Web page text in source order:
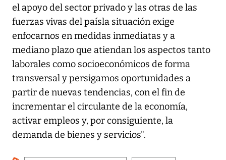
el apoyo del sector privado y las otras de las
fuerzas vivas del paísla situación exige
enfocarnos en medidas inmediatas y a
mediano plazo que atiendan los aspectos tanto
laborales como socioeconómicos de forma
transversal y persigamos oportunidades a
partir de nuevas tendencias, con el fin de
incrementar el circulante de la economía,
activar empleos y, por consiguiente, la
demanda de bienes y servicios".